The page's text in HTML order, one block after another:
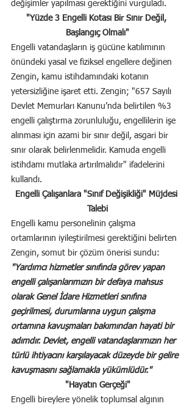
değişimler yapılması gerektiğini vurguladı.
"Yüzde 3 Engelli Kotası Bir Sınır Değil,
Başlangıç Olmalı"
Engelli vatandaşların iş gücüne katılımının
önündeki yasal ve fiziksel engellere değinen
Zengin, kamu istihdamındaki kotanın
yetersizliğine işaret etti. Zengin; "657 Sayılı
Devlet Memurları Kanunu’nda belirtilen %3
engelli çalıştırma zorunluluğu, engellilerin işe
alınması için azami bir sınır değil, asgari bir
sınır olarak belirlenmelidir. Kamuda engelli
istihdamı mutlaka artırılmalıdır" ifadelerini
kullandı.
Engelli Çalışanlara "Sınıf Değişikliği" Müjdesi
Talebi
Engelli kamu personelinin çalışma
ortamlarının iyileştirilmesi gerektiğini belirten
Zengin, somut bir çözüm önerisi sundu:
"Yardımcı hizmetler sınıfında görev yapan
engelli çalışanlarımızın bir defaya mahsus
olarak Genel İdare Hizmetleri sınıfına
geçirilmesi, durumlarına uygun çalışma
ortamına kavuşmaları bakımından hayati bir
adımdır. Devlet, engelli vatandaşlarımızın her
türlü ihtiyacını karşılayacak düzeyde bir gelire
kavuşmasını sağlamakla yükümlüdür."
"Hayatın Gerçeği"
Engelli bireylere yönelik toplumsal algının